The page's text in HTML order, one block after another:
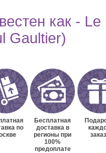
как - Le
Gaultier)
по
Бесплатная
доставка в
регионы при
100%
предоплате